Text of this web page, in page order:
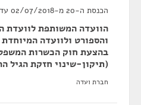
הכנסת ה-20 מ-02/07/2018 עד 30/04/2019
הוועדה המשותפת לוועדת
והספורט ולוועדה המיוחדת
בהצעת חוק הכשרות
(תיקון-שינוי חזקת הגיל
חברת ועדה